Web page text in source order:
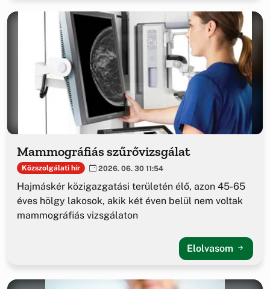
Mammográfiás szűrővizsgálat
Közszolgálati hír 2026. 06. 30 11:54
Hajmáskér közigazgatási területén élő, azon 45-65
éves hölgy lakosok, akik két éven belül nem voltak
mammográfiás vizsgálaton
Elolvasom